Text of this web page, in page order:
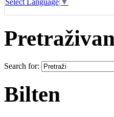
Search for:
Bilten